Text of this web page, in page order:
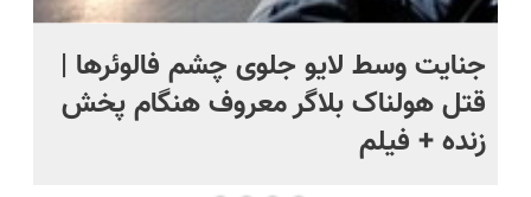
جنایت وسط لایو جلوی چشم فالوئرها |
قتل هولناک بلاگر معروف هنگام پخش
زنده + فیلم